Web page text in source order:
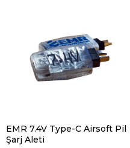
EMR 7.4V Type-C Airsoft Pil
Şarj Aleti